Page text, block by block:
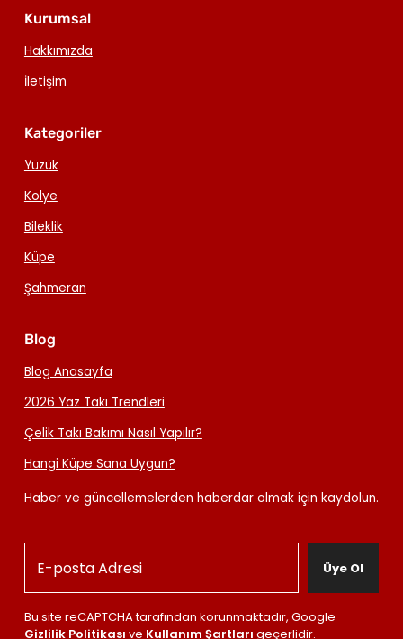
Kurumsal
Hakkımızda
İletişim
Kategoriler
Yüzük
Kolye
Bileklik
Küpe
Şahmeran
Blog
Blog Anasayfa
2026 Yaz Takı Trendleri
Çelik Takı Bakımı Nasıl Yapılır?
Hangi Küpe Sana Uygun?
Haber ve güncellemelerden haberdar olmak için kaydolun.
Üye Ol
Bu site reCAPTCHA tarafından korunmaktadır, Google
Gizlilik Politikası ve Kullanım Şartları geçerlidir.